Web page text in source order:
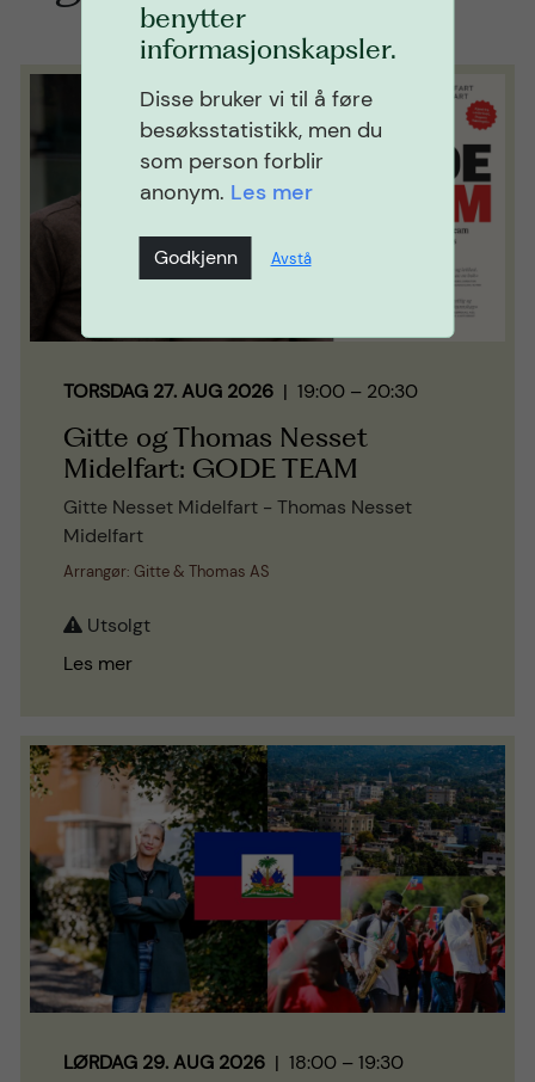
TORSDAG 27. AUG 2026 | 19:00 – 20:30
Gitte og Thomas Nesset
Midelfart: GODE TEAM
Gitte Nesset Midelfart - Thomas Nesset
Midelfart
Arrangør: Gitte & Thomas AS
Utsolgt
Les mer
LØRDAG 29. AUG 2026 | 18:00 – 19:30
benytter
informasjonskapsler.
Disse bruker vi til å føre
besøksstatistikk, men du
som person forblir
anonym. Les mer
Godkjenn Avstå